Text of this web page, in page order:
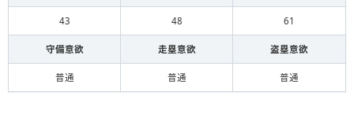
43 48 61
守備意欲 走塁意欲 盗塁意欲
普通 普通 普通